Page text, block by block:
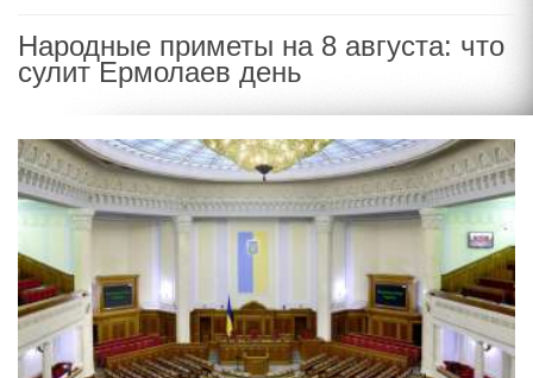
Народные приметы на 8 августа: что
сулит Ермолаев день